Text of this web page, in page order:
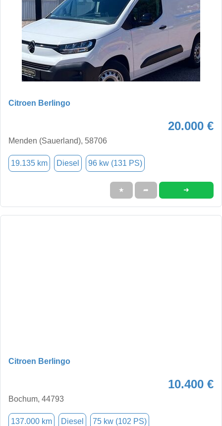
Citroen Berlingo
20.000 €
Menden (Sauerland), 58706
19.135 km Diesel 96 kw (131 PS)
★ ➦ ➜
Citroen Berlingo
10.400 €
Bochum, 44793
137.000 km Diesel 75 kw (102 PS)